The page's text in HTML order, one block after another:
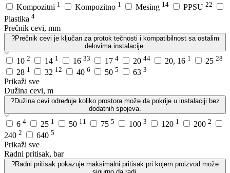
Kompozitni 1 Kompozitno 1 Mesing 14 PPSU 22
Plastika 4
Prečnik cevi, mm
?Prečnik cevi je ključan za protok tečnosti i kompatibilnost sa ostalim
delovima instalacije.
10 2 14 1 16 33 17 4 20 44 20, 16 1 25 28
28 1 32 12 40 6 50 5 63 3
Prikaži sve
Dužina cevi, m
?Dužina cevi određuje koliko prostora može da pokrije u instalaciji bez
dodatnih spojeva.
6 4 25 1 50 11 75 5 100 3 120 1 200 2
240 2 640 5
Prikaži sve
Radni pritisak, bar
?Radni pritisak pokazuje maksimalni pritisak pri kojem proizvod može